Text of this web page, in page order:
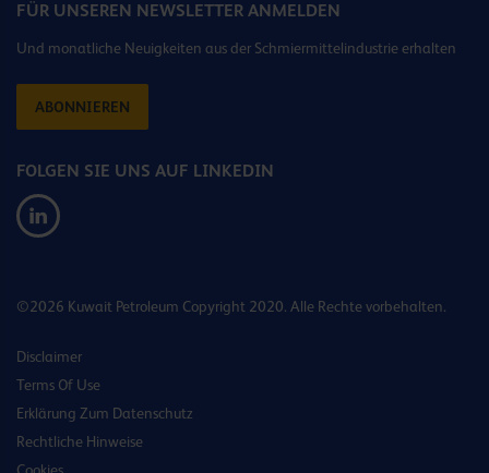
FÜR UNSEREN NEWSLETTER ANMELDEN
Und monatliche Neuigkeiten aus der Schmiermittelindustrie erhalten
ABONNIEREN
FOLGEN SIE UNS AUF LINKEDIN
©2026 Kuwait Petroleum Copyright 2020. Alle Rechte vorbehalten.
Disclaimer
Terms Of Use
Erklärung Zum Datenschutz
Rechtliche Hinweise